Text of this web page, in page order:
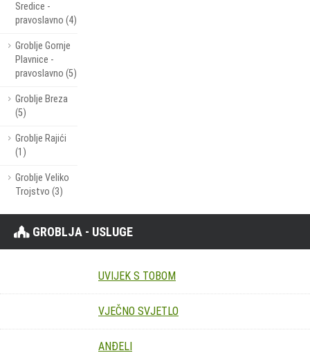
Sredice -
pravoslavno (4)
Groblje Gornje
Plavnice -
pravoslavno (5)
Groblje Breza
(5)
Groblje Rajići
(1)
Groblje Veliko
Trojstvo (3)
GROBLJA - USLUGE
UVIJEK S TOBOM
VJEČNO SVJETLO
ANĐELI